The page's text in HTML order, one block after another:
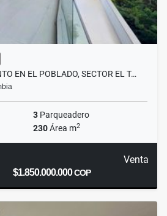
EN EL POBLADO, SECTOR EL T…
3 Parqueadero
230Área m2
Venta
$1.850.000.000COP